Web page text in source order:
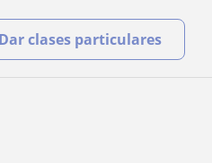
Dar clases particulares